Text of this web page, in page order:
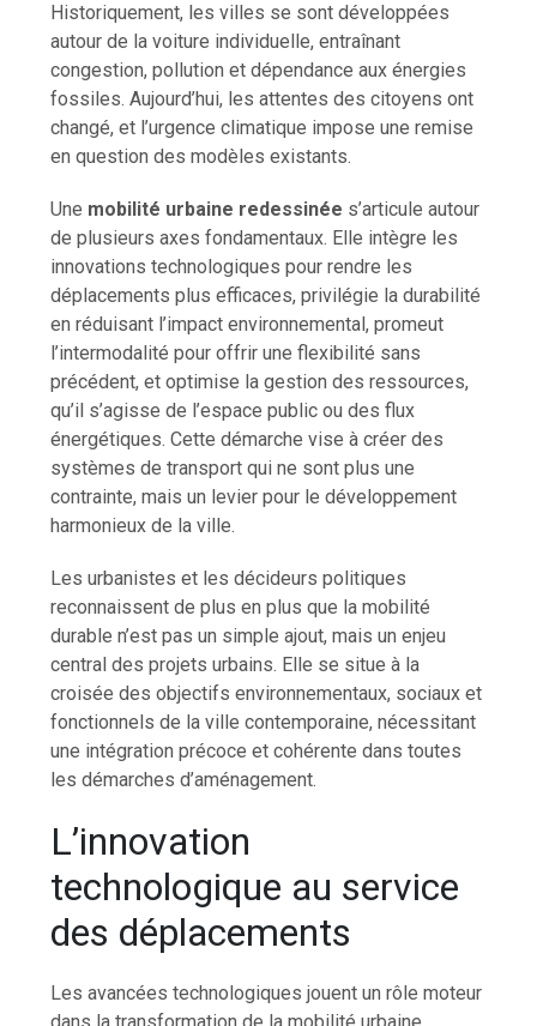
Historiquement, les villes se sont développées
autour de la voiture individuelle, entraînant
congestion, pollution et dépendance aux énergies
fossiles. Aujourd’hui, les attentes des citoyens ont
changé, et l’urgence climatique impose une remise
en question des modèles existants.
Une mobilité urbaine redessinée s’articule autour
de plusieurs axes fondamentaux. Elle intègre les
innovations technologiques pour rendre les
déplacements plus efficaces, privilégie la durabilité
en réduisant l’impact environnemental, promeut
l’intermodalité pour offrir une flexibilité sans
précédent, et optimise la gestion des ressources,
qu’il s’agisse de l’espace public ou des flux
énergétiques. Cette démarche vise à créer des
systèmes de transport qui ne sont plus une
contrainte, mais un levier pour le développement
harmonieux de la ville.
Les urbanistes et les décideurs politiques
reconnaissent de plus en plus que la mobilité
durable n’est pas un simple ajout, mais un enjeu
central des projets urbains. Elle se situe à la
croisée des objectifs environnementaux, sociaux et
fonctionnels de la ville contemporaine, nécessitant
une intégration précoce et cohérente dans toutes
les démarches d’aménagement.
L’innovation
technologique au service
des déplacements
Les avancées technologiques jouent un rôle moteur
dans la transformation de la mobilité urbaine.